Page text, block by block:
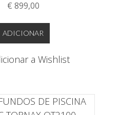
€ 899,00
ADICIONAR
a Wishlist